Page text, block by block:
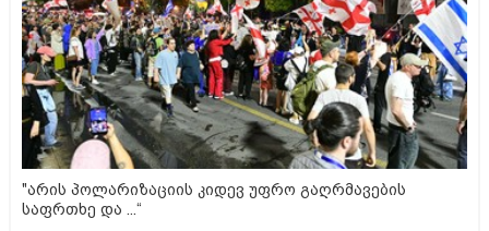
"არის პოლარიზაციის კიდევ უფრო გაღრმავების
საფრთხე და ...“